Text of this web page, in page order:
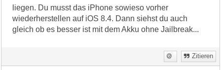
liegen. Du musst das iPhone sowieso vorher
wiederherstellen auf iOS 8.4. Dann siehst du auch
gleich ob es besser ist mit dem Akku ohne Jailbreak...
Zitieren